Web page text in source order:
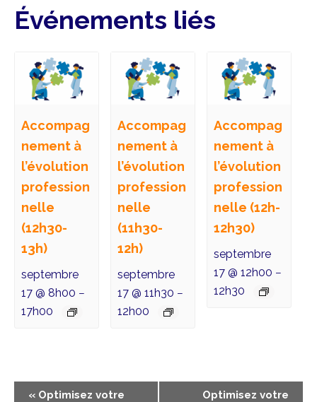
Événements liés
Accompag
nement à
l’évolution
profession
nelle
(12h30-
13h)
septembre
17 @ 8h00 –
17h00
Accompag
nement à
l’évolution
profession
nelle
(11h30-
12h)
septembre
17 @ 11h30 –
12h00
Accompag
nement à
l’évolution
profession
nelle (12h-
12h30)
septembre
17 @ 12h00 –
12h30
« Optimisez votre
Optimisez votre